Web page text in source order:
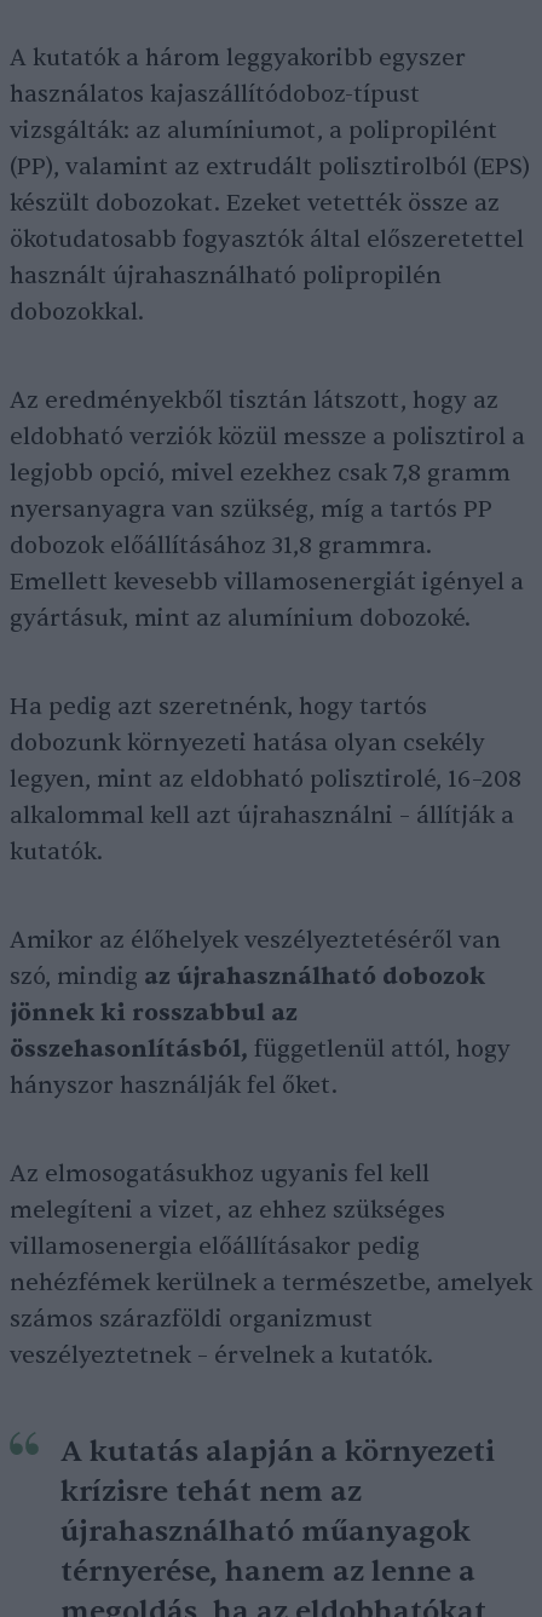
A kutatók a három leggyakoribb egyszer
használatos kajaszállítódoboz-típust
vizsgálták: az alumíniumot, a polipropilént
(PP), valamint az extrudált polisztirolból (EPS)
készült dobozokat. Ezeket vetették össze az
ökotudatosabb fogyasztók által előszeretettel
használt újrahasználható polipropilén
dobozokkal.
Az eredményekből tisztán látszott, hogy az
eldobható verziók közül messze a polisztirol a
legjobb opció, mivel ezekhez csak 7,8 gramm
nyersanyagra van szükség, míg a tartós PP
dobozok előállításához 31,8 grammra.
Emellett kevesebb villamosenergiát igényel a
gyártásuk, mint az alumínium dobozoké.
Ha pedig azt szeretnénk, hogy tartós
dobozunk környezeti hatása olyan csekély
legyen, mint az eldobható polisztirolé, 16–208
alkalommal kell azt újrahasználni – állítják a
kutatók.
Amikor az élőhelyek veszélyeztetéséről van
szó, mindig az újrahasználható dobozok
jönnek ki rosszabbul az
összehasonlításból, függetlenül attól, hogy
hányszor használják fel őket.
Az elmosogatásukhoz ugyanis fel kell
melegíteni a vizet, az ehhez szükséges
villamosenergia előállításakor pedig
nehézfémek kerülnek a természetbe, amelyek
számos szárazföldi organizmust
veszélyeztetnek – érvelnek a kutatók.
A kutatás alapján a környezeti
krízisre tehát nem az
újrahasználható műanyagok
térnyerése, hanem az lenne a